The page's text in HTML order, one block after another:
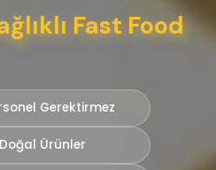
Fast Food
Gerektirmez
Ürünler